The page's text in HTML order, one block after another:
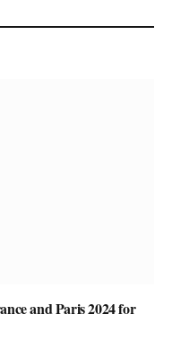
and Paris 2024 for